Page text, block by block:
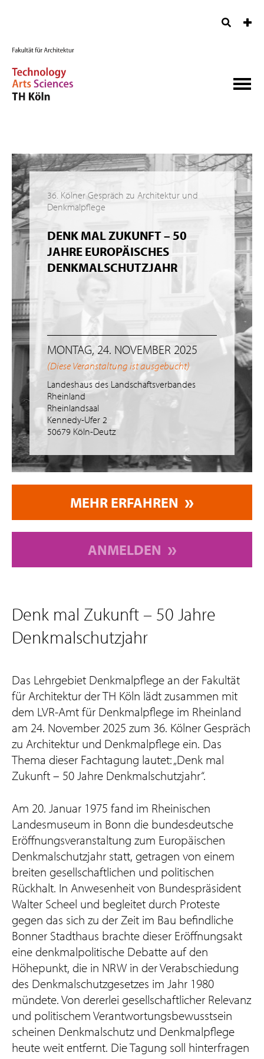
36. Kölner Gespräch zu Architektur und
Denkmalpflege
DENK MAL ZUKUNFT – 50
JAHRE EUROPÄISCHES
DENKMALSCHUTZJAHR
MONTAG, 24. NOVEMBER 2025
(Diese Veranstaltung ist ausgebucht)
Landeshaus des Landschaftsverbandes
Rheinland
Rheinlandsaal
Kennedy-Ufer 2
50679 Köln-Deutz
MEHR ERFAHREN
ANMELDEN
Denk mal Zukunft – 50 Jahre
Denkmalschutzjahr
Das Lehrgebiet Denkmalpflege an der Fakultät
für Architektur der TH Köln lädt zusammen mit
dem LVR-Amt für Denkmalpflege im Rheinland
am 24. November 2025 zum 36. Kölner Gespräch
zu Architektur und Denkmalpflege ein. Das
Thema dieser Fachtagung lautet: „Denk mal
Zukunft – 50 Jahre Denkmalschutzjahr“.
Am 20. Januar 1975 fand im Rheinischen
Landesmuseum in Bonn die bundesdeutsche
Eröffnungsveranstaltung zum Europäischen
Denkmalschutzjahr statt, getragen von einem
breiten gesellschaftlichen und politischen
Rückhalt. In Anwesenheit von Bundespräsident
Walter Scheel und begleitet durch Proteste
gegen das sich zu der Zeit im Bau befindliche
Bonner Stadthaus brachte dieser Eröffnungsakt
eine denkmalpolitische Debatte auf den
Höhepunkt, die in NRW in der Verabschiedung
des Denkmalschutzgesetzes im Jahr 1980
mündete. Von dererlei gesellschaftlicher Relevanz
und politischem Verantwortungsbewusstsein
scheinen Denkmalschutz und Denkmalpflege
heute weit entfernt. Die Tagung soll hinterfragen